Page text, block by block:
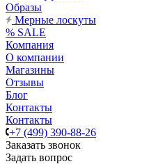
Образы
Мерные лоскуты
% SALE
Компания
О компании
Магазины
Отзывы
Блог
Контакты
Контакты
+7 (499) 390-88-26
Заказать звонок
Задать вопрос